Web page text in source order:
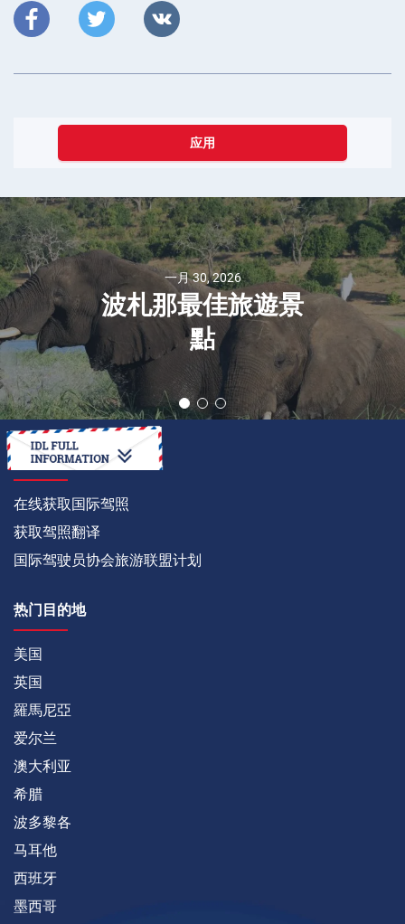
应用
一月 30, 2026
波札那最佳旅遊景
點
如何
在线获取国际驾照
获取驾照翻译
国际驾驶员协会旅游联盟计划
热门目的地
美国
英国
羅馬尼亞
爱尔兰
澳大利亚
希腊
波多黎各
马耳他
西班牙
墨西哥